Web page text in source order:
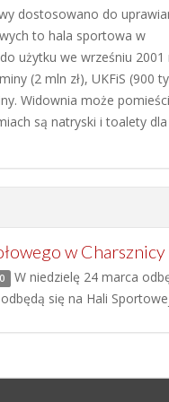
dostosowano do
to hala sportowa w
użytku we wrześniu 2001
(2 mln zł), UKFiS (900
Widownia może
są natryski i toalety dla
w Charsznicy
W niedzielę 24 marca
się na Hali